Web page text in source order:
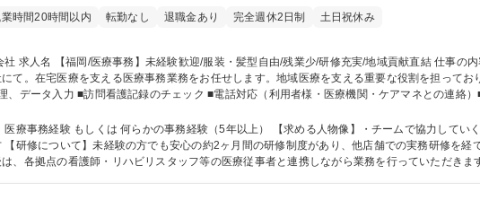
業時間20時間以内 転勤なし 退職金あり 完全週休2日制 土日祝休み
数の訪問看護
て。在宅医療を支える医療事務業務をお任せします。地域医療を支える重要な役割を担ってお
、データ入力 ■訪問看護記録のチェック ■電話対応（利用者様・医療機関・ケアマネとの連絡
の訪問実績をケアマネジャー様へ連携/レセプト業務/訪問看護記録と稼働日報チェック ◎中旬
書対応 等 ◎下旬：レセプト準備、加算チェック依頼 等 募集職種 【福岡/医療事務】未経験歓迎/服装・髪型自由/残
医療事務経験 もしくは 何らかの事務経験（5年以上） 【求める人物像】・チームで協力してい
、各拠点の看護師・リハビリスタッフ等の医療従事者と連携しながら業務を行っていただき